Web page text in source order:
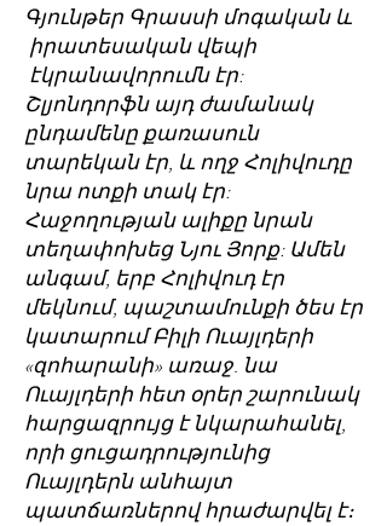
Գյունթեր Գրասսի մոգական և
իրատեսական վեպի
էկրանավորումն էր:
Շլյոնդորֆն այդ ժամանակ
ընդամենը քառասուն
տարեկան էր, և ողջ Հոլիվուդը
նրա ոտքի տակ էր:
Հաջողության ալիքը նրան
տեղափոխեց Նյու Յորք: Ամեն
անգամ, երբ Հոլիվուդ էր
մեկնում, պաշտամունքի ծես էր
կատարում Բիլի Ուայլդերի
«զոհարանի» առաջ. նա
Ուայլդերի հետ օրեր շարունակ
հարցազրույց է նկարահանել,
որի ցուցադրությունից
Ուայլդերն անհայտ
պատճառներով հրաժարվել է։